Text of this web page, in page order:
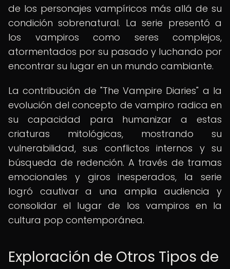
de los personajes vampíricos más allá de su
condición sobrenatural. La serie presentó a
los vampiros como seres complejos,
atormentados por su pasado y luchando por
encontrar su lugar en un mundo cambiante.
La contribución de "The Vampire Diaries" a la
evolución del concepto de vampiro radica en
su capacidad para humanizar a estas
criaturas mitológicas, mostrando su
vulnerabilidad, sus conflictos internos y su
búsqueda de redención. A través de tramas
emocionales y giros inesperados, la serie
logró cautivar a una amplia audiencia y
consolidar el lugar de los vampiros en la
cultura pop contemporánea.
Exploración de Otros Tipos de